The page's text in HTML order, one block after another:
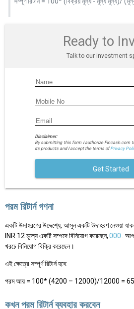
Ready to
Talk to our investment
Disclaimer:
By submitting this form I authorize Fincash.com
its products and I accept the terms ofPrivacy
Get Started
পরম রিটার্ন গণনা
একটি উদাহরণের উদ্দেশ্যে, আসুন একটি উদাহরণ নেওয়া
INR 12 মূল্যে একটি সম্পদে বিনিয়োগ করেছেন,000 .
খরচে বিনিয়োগ বিক্রি করেছেন।
এই ক্ষেত্রে সম্পূর্ণ রিটার্ন হবে:
পরম আয় = 100* (4200 – 12000)/12000 = 65
কখন পরম রিটার্ন ব্যবহার করবেন